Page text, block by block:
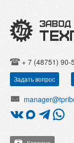
+ 7 (48751) 90-
Задать вопрос